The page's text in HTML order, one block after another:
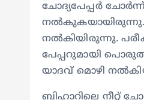
ചോദ്യപേപ്പർ
നൽകുകയായിരുന്നു.
നൽകിയിരുന്നു.
പേപ്പറുമായി
യാദവ് മൊഴി
ബിഹാറിലെ നീറ്റ്